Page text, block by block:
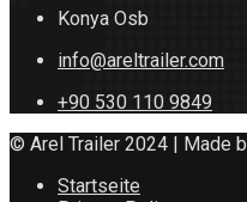
Konya Osb
info@areltrailer.com
+90 530 110 9849
© Arel Trailer 2024 | Made
Startseite